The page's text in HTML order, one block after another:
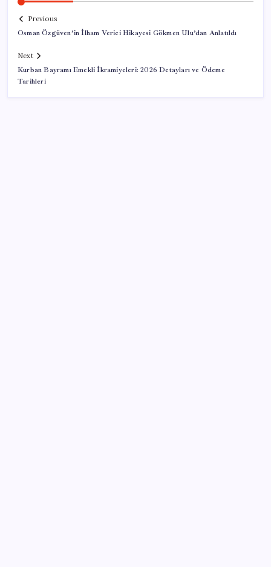
Previous
Osman Özgüven’in İlham Verici Hikayesi Gökmen Ulu’dan Anlatıldı
Next
Kurban Bayramı Emekli İkramiyeleri: 2026 Detayları ve Ödeme
Tarihleri